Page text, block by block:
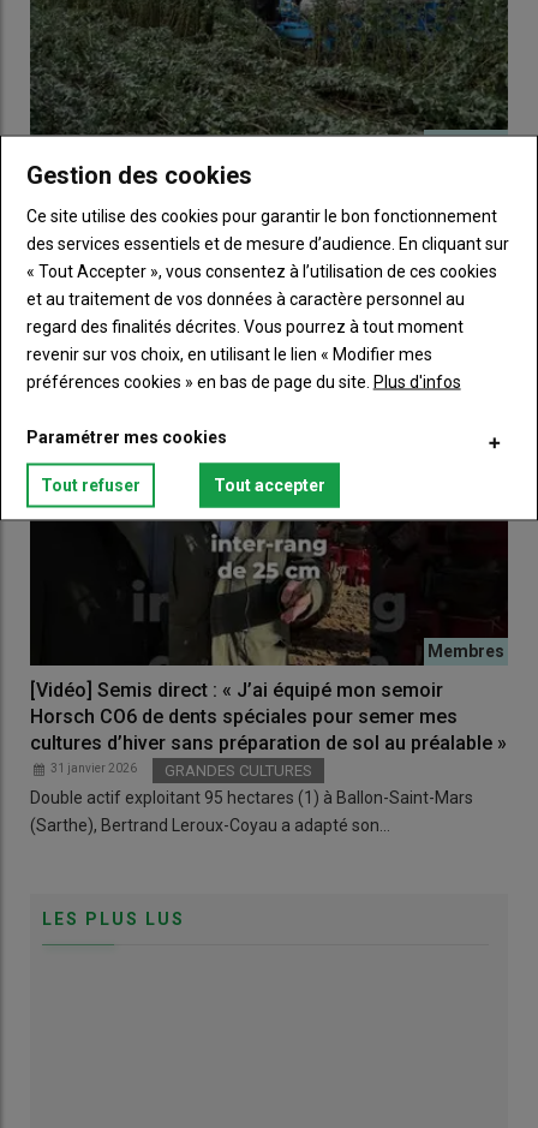
Agriculture de conservation : « Nous utilisons quatre
solutions de semis pour toujours pouvoir semer »
commencé « d’un coup » avec l’abandon de…
[Vidéo] Semis direct : « J’ai équipé mon semoir
Horsch CO6 de dents spéciales pour semer mes
cultures d’hiver sans préparation de sol au préalable »
31 janvier 2026 GRANDES CULTURES
Double actif exploitant 95 hectares (1) à Ballon-Saint-Mars
(Sarthe), Bertrand Leroux-Coyau a adapté son…
LES PLUS LUS
Gestion des cookies
Ce site utilise des cookies pour garantir le bon fonctionnement
des services essentiels et de mesure d’audience. En cliquant sur
« Tout Accepter », vous consentez à l’utilisation de ces cookies
et au traitement de vos données à caractère personnel au
regard des finalités décrites. Vous pourrez à tout moment
revenir sur vos choix, en utilisant le lien « Modifier mes
préférences cookies » en bas de page du site. Plus d'infos
Paramétrer mes cookies
Tout refuser Tout accepter